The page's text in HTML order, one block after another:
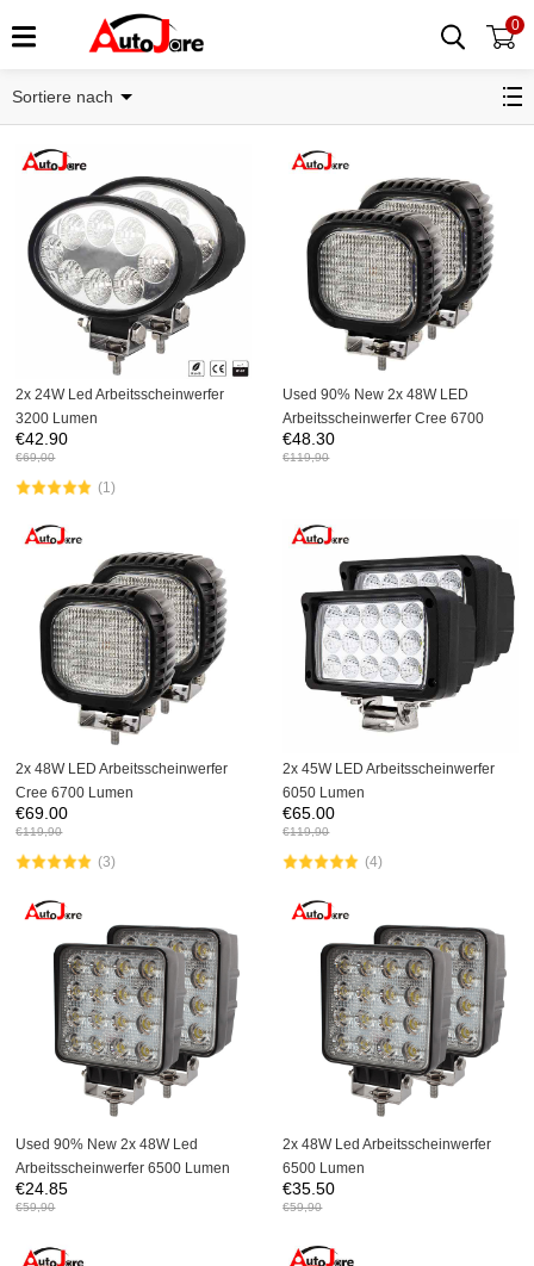
0
Sortiere nach
2x 24W Led Arbeitsscheinwerfer
3200 Lumen
€42.90
€69,00
(1)
Used 90% New 2x 48W LED
Arbeitsscheinwerfer Cree 6700
Lumen
€48.30
€119,90
2x 48W LED Arbeitsscheinwerfer
Cree 6700 Lumen
€69.00
€119,90
(3)
2x 45W LED Arbeitsscheinwerfer
6050 Lumen
€65.00
€119,90
(4)
Used 90% New 2x 48W Led
Arbeitsscheinwerfer 6500 Lumen
€24.85
€59,90
2x 48W Led Arbeitsscheinwerfer
6500 Lumen
€35.50
€59,90